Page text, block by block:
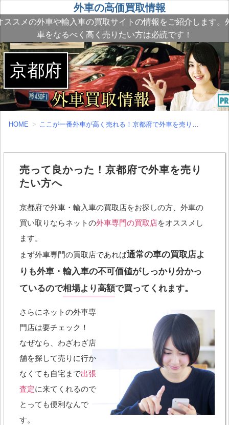
外車の高価買取情報
ススメの外車や輸入車の買取サイトの情報をご紹介します。
車をなるべく高く売りたい方は必読です！
京都府
HOME
売って良かった！京都府で外車を売り
たい方へ
京都府で外車・輸入車の買取店をお探しの方、外車の
買い取りならネットの外車専門の買取店をオススメし
ます。
まず外車専門の買取店であれば通常の車の買取店よ
りも外車・輸入車の不可価値がしっかり分かっ
ているので相場より高額で買ってくれます。
さらにネットの外車専
門店は要チェック！
なぜなら、わざわざ店
舗を探して売りに行か
なくても自宅まで出張
査定に来てくれるので
とっても便利なんで
す。